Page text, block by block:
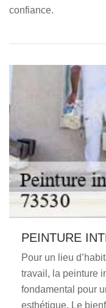
confiance.
PEINTURE
Pour un lieu
travail, la peinture
fondamental pour
esthétique. Le